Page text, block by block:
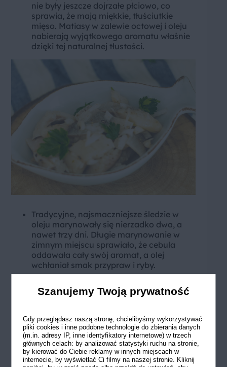
nie były jeszcze dojrzałe płciowo, co
sprawia, że mają miękkie, tłuściutkie
mięso. Matiasy w zalewie octowej i oleju
nabierają wyjątkowego aromatu właśnie
dzięki tej naturalnej tłustości.
Tradycyjne, najsmaczniejsze śledzie w
oleju marynowały się nierzadko dwa, a
nawet trzy dni. Długie marynowanie w
zimnym miejscu sprawiało, że cebula
oddawała cały swój aromat, a olej
wchłaniał smak przypraw i ryby.
solonych, warto je moczyć nieco dłużej –
nawet 2–3 godziny, zmieniając wodę co
odrobinę mleka, które skutecznie łagodzi
słoność. Tak przygotowane filety
śledziowe w oleju będą miały
łagodniejszy, bardziej zrównoważony
smak.
Szanujemy Twoją prywatność
Gdy przeglądasz naszą stronę, chcielibyśmy wykorzystywać
pliki cookies i inne podobne technologie do zbierania danych
(m.in. adresy IP, inne identyfikatory internetowe) w trzech
głównych celach: by analizować statystyki ruchu na stronie,
by kierować do Ciebie reklamy w innych miejscach w
internecie, by wyświetlać Ci filmy na naszej stronie. Kliknij